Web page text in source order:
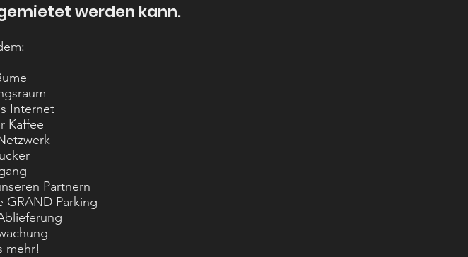
werden kann.
Internet
Kaffee
Partnern
GRAND Parking
mehr!